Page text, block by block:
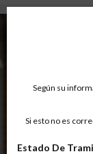
principal
Según su
Si esto no es
Estado De